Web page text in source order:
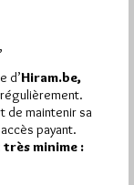
1 698 visites
d’informations
d’Hiram.be,
de maintenir sa
payant.
très minime :